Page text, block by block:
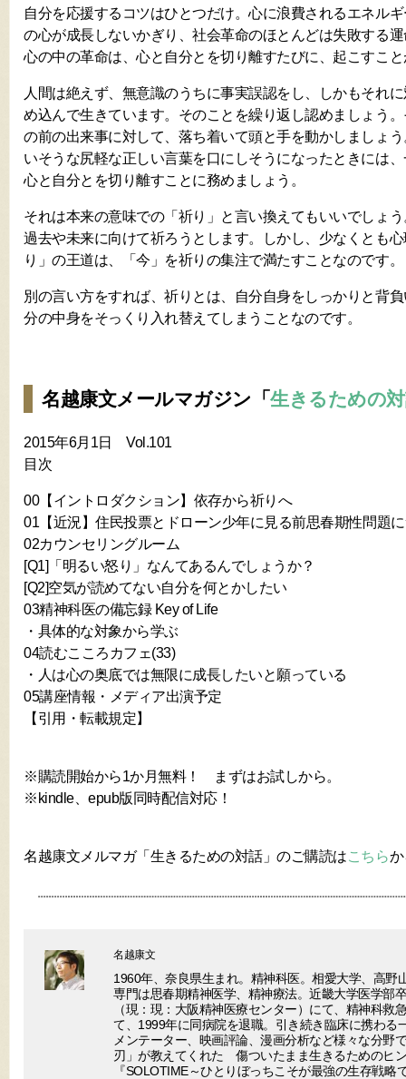
自分を応援するコツはひとつだけ。心に浪費されるエネル
の心が成長しないかぎり、社会革命のほとんどは失敗する
心の中の革命は、心と自分とを切り離すたびに、起こすこ
人間は絶えず、無意識のうちに事実誤認をし、しかもそれ
め込んで生きています。そのことを繰り返し認めましょう
の前の出来事に対して、落ち着いて頭と手を動かしましょ
いそうな尻軽な正しい言葉を口にしそうになったときには
心と自分とを切り離すことに務めましょう。
それは本来の意味での「祈り」と言い換えてもいいでしょ
過去や未来に向けて祈ろうとします。しかし、少なくとも
り」の王道は、「今」を祈りの集注で満たすことなのです。
別の言い方をすれば、祈りとは、自分自身をしっかりと背
分の中身をそっくり入れ替えてしまうことなのです。
名越康文メールマガジン「生きるための
2015年6月1日 Vol.101
目次
00【イントロダクション】依存から祈りへ
01【近況】住民投票とドローン少年に見る前思春期性問題
02カウンセリングルーム
[Q1]「明るい怒り」なんてあるんでしょうか？
[Q2]空気が読めてない自分を何とかしたい
03精神科医の備忘録 Key of Life
・具体的な対象から学ぶ
04読むこころカフェ(33)
・人は心の奥底では無限に成長したいと願っている
05講座情報・メディア出演予定
【引用・転載規定】
※購読開始から1か月無料！ まずはお試しから。
※kindle、epub版同時配信対応！
名越康文メルマガ「生きるための対話」のご購読はこちら
名越康文
1960年、奈良県生まれ。精神科医。相愛大学、高野
専門は思春期精神医学、精神療法。近畿大学医学部
（現：現：大阪精神医療センター）にて、精神科救
て、1999年に同病院を退職。引き続き臨床に携わる
メンテーター、映画評論、漫画分析など様々な分野
刃」が教えてくれた 傷ついたまま生きるためのヒ
『SOLOTIME～ひとりぼっちこそが最強の生存戦略